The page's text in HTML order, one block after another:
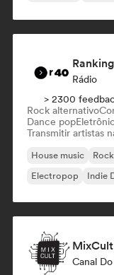
Rádio
> 2300
Rock alternativo
Dance pop
Transmitir artistas
House music
Electropop
Indie
Canal